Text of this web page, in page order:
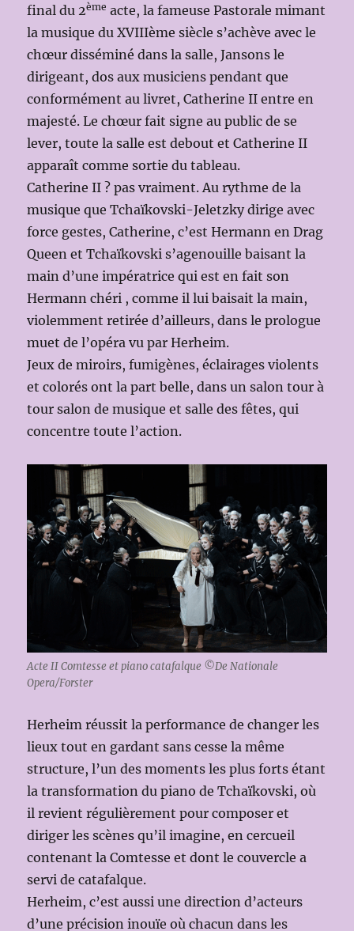
final du 2ème acte, la fameuse Pastorale mimant
la musique du XVIIIème siècle s’achève avec le
chœur disséminé dans la salle, Jansons le
dirigeant, dos aux musiciens pendant que
conformément au livret, Catherine II entre en
majesté. Le chœur fait signe au public de se
lever, toute la salle est debout et Catherine II
apparaît comme sortie du tableau.
Catherine II ? pas vraiment. Au rythme de la
musique que Tchaïkovski-Jeletzky dirige avec
force gestes, Catherine, c’est Hermann en Drag
Queen et Tchaïkovski s’agenouille baisant la
main d’une impératrice qui est en fait son
Hermann chéri , comme il lui baisait la main,
violemment retirée d’ailleurs, dans le prologue
muet de l’opéra vu par Herheim.
Jeux de miroirs, fumigènes, éclairages violents
et colorés ont la part belle, dans un salon tour à
tour salon de musique et salle des fêtes, qui
concentre toute l’action.
Acte II Comtesse et piano catafalque ©De Nationale
Opera/Forster
Herheim réussit la performance de changer les
lieux tout en gardant sans cesse la même
structure, l’un des moments les plus forts étant
la transformation du piano de Tchaïkovski, où
il revient régulièrement pour composer et
diriger les scènes qu’il imagine, en cercueil
contenant la Comtesse et dont le couvercle a
servi de catafalque.
Herheim, c’est aussi une direction d’acteurs
d’une précision inouïe où chacun dans les